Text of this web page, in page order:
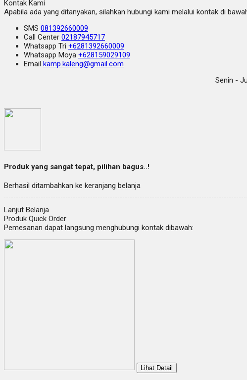
Kontak Kami
Apabila ada yang ditanyakan, silahkan hubungi kami melalui kontak di
SMS 081392660009
Call Center 02187945717
Whatsapp Tri +6281392660009
Whatsapp Moya +628159029109
Email kamp.kaleng@gmail.com
Senin -
Produk yang sangat tepat, pilihan bagus..!
Berhasil ditambahkan ke keranjang belanja
Lanjut Belanja
Produk Quick Order
Pemesanan dapat langsung menghubungi kontak dibawah:
Lihat Detail